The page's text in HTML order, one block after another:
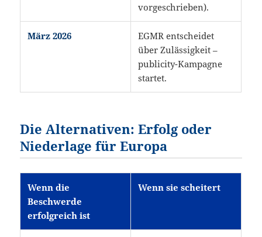
vorgeschrieben).
März 2026
EGMR entscheidet
über Zulässigkeit –
publicity-Kampagne
startet.
Die Alternativen: Erfolg oder
Niederlage für Europa
Wenn die
Beschwerde
erfolgreich ist
Wenn sie scheitert